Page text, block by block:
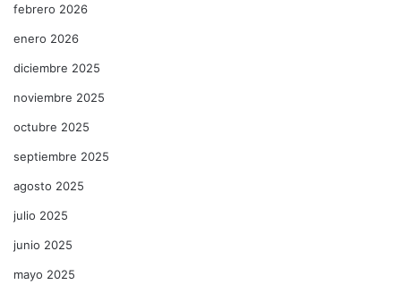
febrero 2026
enero 2026
diciembre 2025
noviembre 2025
octubre 2025
septiembre 2025
agosto 2025
julio 2025
junio 2025
mayo 2025